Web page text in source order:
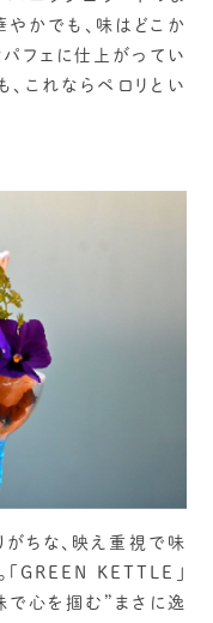
かでも、味はどこか
パフェに仕上がってい
これならペロリとい
がちな、映え重視で味
「GREEN KETTLE」
で心を掴む”まさに逸